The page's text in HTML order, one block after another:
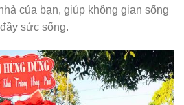
của bạn, giúp không gian sống
sức sống.